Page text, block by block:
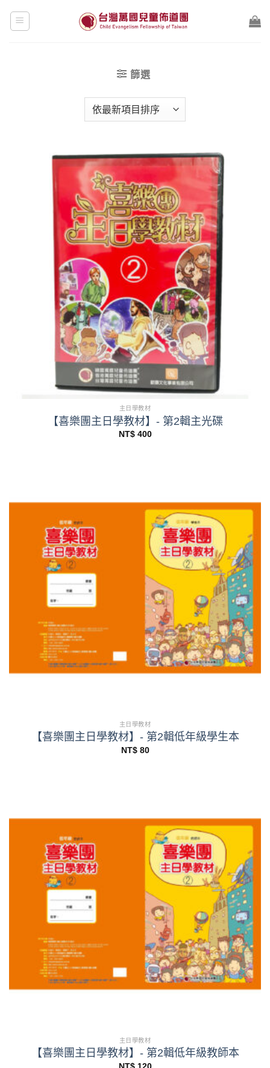
篩選
主日學教材
【喜樂團主日學教材】- 第2輯主光碟
NT$400
主日學教材
【喜樂團主日學教材】- 第2輯低年級學生本
NT$80
主日學教材
【喜樂團主日學教材】- 第2輯低年級教師本